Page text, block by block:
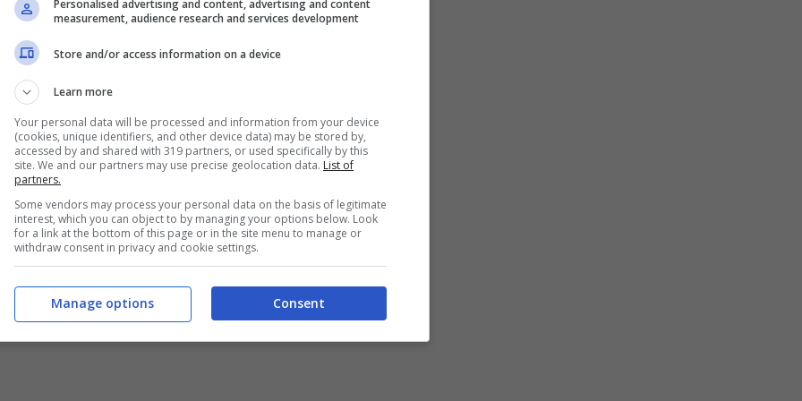
Bellino, mandando in fumo centinaia di
, dove per il terzo giorno consecutivo è
Maddalena, dove si trova valico con la
nella frazione di San Luca, dove nella
.
2017 (video YouReporter.it)
Personalised advertising and content, advertising and content
measurement, audience research and services development
Store and/or access information on a device
Learn more
Your personal data will be processed and information from your device
(cookies, unique identifiers, and other device data) may be stored by,
accessed by and shared with 319 partners, or used specifically by this
site. We and our partners may use precise geolocation data. List of
partners.
Some vendors may process your personal data on the basis of legitimate
interest, which you can object to by managing your options below. Look
for a link at the bottom of this page or in the site menu to manage or
withdraw consent in privacy and cookie settings.
Consent
Manage options